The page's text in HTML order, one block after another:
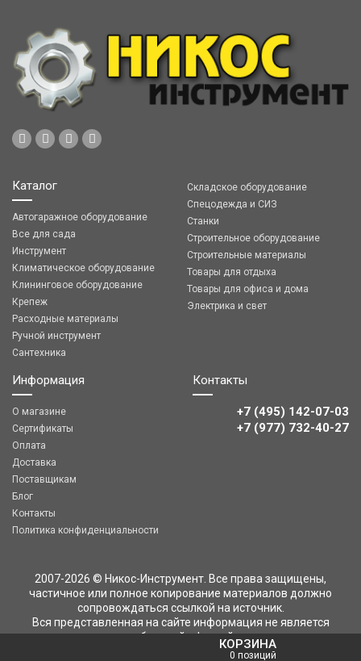
КОРЗИНА
0 позиций
Каталог
Автогаражное оборудование
Все для сада
Инструмент
Климатическое оборудование
Клининговое оборудование
Крепеж
Расходные материалы
Ручной инструмент
Сантехника
Складское оборудование
Спецодежда и СИЗ
Станки
Строительное оборудование
Строительные материалы
Товары для отдыха
Товары для офиса и дома
Электрика и свет
Информация
О магазине
Сертификаты
Оплата
Доставка
Поставщикам
Блог
Контакты
Политика конфиденциальности
Контакты
+7 (495) 142-07-03
‎‎+7 (977) 732-40-27
2007-2026 © Никос-Инструмент. Все права защищены,
частичное или полное копирование материалов должно
сопровождаться ссылкой на источник.
Вся представленная на сайте информация не является
публичной офертой